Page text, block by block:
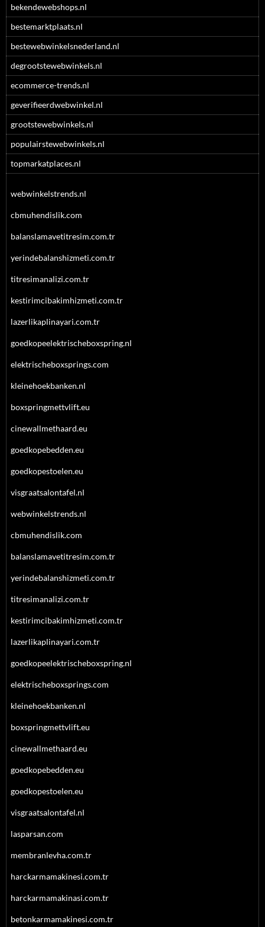
bekendewebshops.nl
bestemarktplaats.nl
bestewebwinkelsnederland.nl
degrootstewebwinkels.nl
ecommerce-trends.nl
geverifieerdwebwinkel.nl
grootstewebwinkels.nl
populairstewebwinkels.nl
topmarkatplaces.nl
webwinkelstrends.nl
cbmuhendislik.com
balanslamavetitresim.com.tr
yerindebalanshizmeti.com.tr
titresimanalizi.com.tr
kestirimcibakimhizmeti.com.tr
lazerlikaplinayari.com.tr
goedkopeelektrischeboxspring.nl
elektrischeboxsprings.com
kleinehoekbanken.nl
boxspringmettvlift.eu
cinewallmethaard.eu
goedkopebedden.eu
goedkopestoelen.eu
visgraatsalontafel.nl
webwinkelstrends.nl
cbmuhendislik.com
balanslamavetitresim.com.tr
yerindebalanshizmeti.com.tr
titresimanalizi.com.tr
kestirimcibakimhizmeti.com.tr
lazerlikaplinayari.com.tr
goedkopeelektrischeboxspring.nl
elektrischeboxsprings.com
kleinehoekbanken.nl
boxspringmettvlift.eu
cinewallmethaard.eu
goedkopebedden.eu
goedkopestoelen.eu
visgraatsalontafel.nl
lasparsan.com
membranlevha.com.tr
harckarmamakinesi.com.tr
harckarmamakinasi.com.tr
betonkarmamakinesi.com.tr